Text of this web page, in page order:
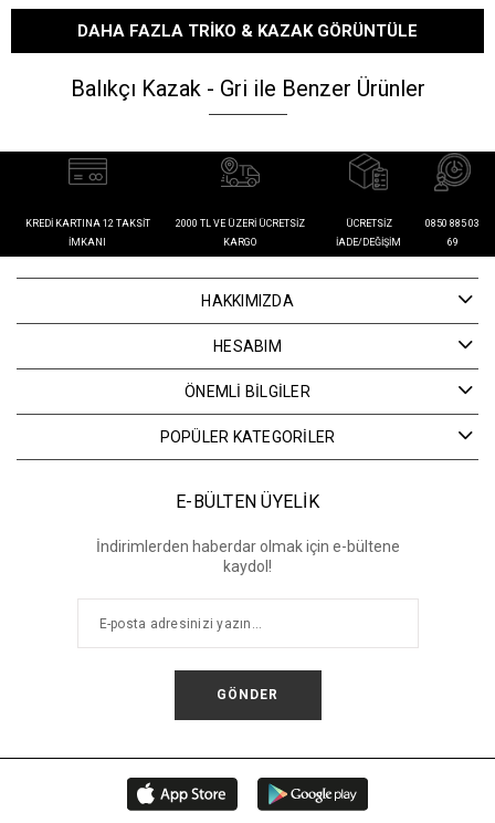
DAHA FAZLA TRIKO & KAZAK GÖRÜNTÜLE
Balıkçı Kazak - Gri ile Benzer Ürünler
KREDI KARTINA 12 TAKSIT
İMKANI
2000 TL VE ÜZERI ÜCRETSIZ
KARGO
ÜCRETSIZ
İADE/DEĞIŞIM
0850 885 03
69
HAKKIMIZDA
HESABIM
ÖNEMLİ BİLGİLER
POPÜLER KATEGORİLER
E-BÜLTEN ÜYELİK
İndirimlerden haberdar olmak için e-bültene
kaydol!
GÖNDER